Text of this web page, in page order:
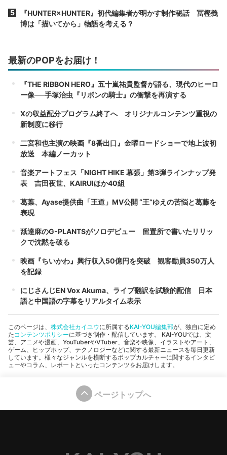
『HUNTER×HUNTER』初代編集者が明かす制作秘話 冨樫義
博は「描いてから」物語を考える？
最新のPOPをお届け！
『THE RIBBON HERO』五十嵐祐貴監督が語る、現代のヒーロ
ー像──手塚治虫『リボンの騎士』の衝撃を再演する
Xの収益配分プログラム終了へ オリジナルコンテンツ重視の
新制度に移行
二宮和也主演の映画『8番出口』金曜ロードショーで地上波初
放送 本編ノーカット
音楽アートフェス「NIGHT HIKE 幕張」第3弾ラインナップ発
表 吉田夜世、KAIRUIほか40組
葛葉、Ayase提供曲「王道」MV公開 “王”ゆえの苦悩と葛藤を
表現
舐達麻のG-PLANTSがソロデビュー 留置所で書いたリリッ
クで沈黙を破る
映画『ちいかわ』興行収入50億円を突破 観客動員350万人
を記録
にじさんじEN Vox Akuma、ライブ翻訳を試験的配信 日本
語と中国語の字幕をリアルタイム表示
このページは、 株式会社カイユウに所属するKAI-YOU編集部が、独自に定め
たコンテンツポリシーに基づき制作・配信しています。 KAI-YOUでは、文
芸、アニメや漫画、YouTuberやVTuber、音楽や映像、イラストやアート、
ゲーム、ヒップホップ、テクノロジーなどに関する最新ニュースを毎日更新
しています。様々なジャンルを横断するポップカルチャーに関するインタビ
ューやコラム、レポートといったコンテンツをお届けします。
ページトップへ